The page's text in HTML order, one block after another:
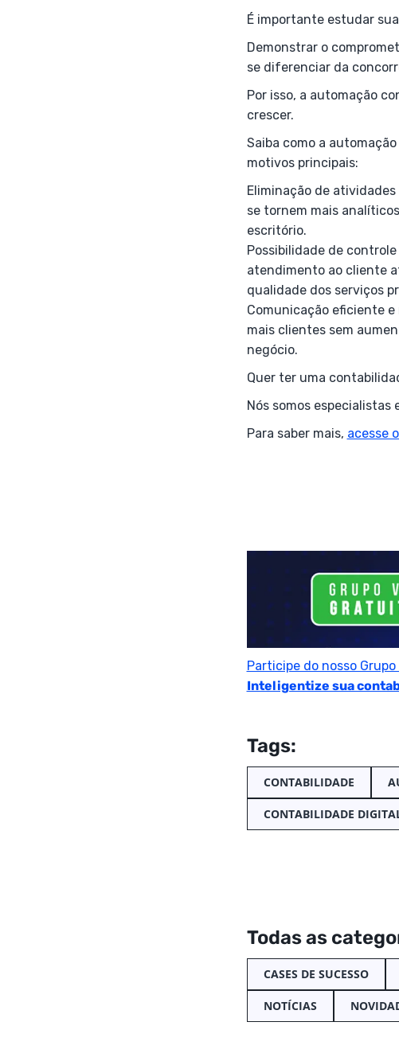
É importante estudar
Demonstrar o
se diferenciar da
Por isso, a automação
crescer.
Saiba como a
motivos principais:
Eliminação de
se tornem mais
escritório.
Possibilidade de
atendimento ao cliente
qualidade dos serviços
Comunicação eficiente
mais clientes sem
negócio.
Quer ter uma
Nós somos
Para saber mais, acesse
Participe do nosso
Inteligentize sua
Tags:
CONTABILIDADE
CONTABILIDADE
Todas as
CASES DE SUCESSO
NOTÍCIAS